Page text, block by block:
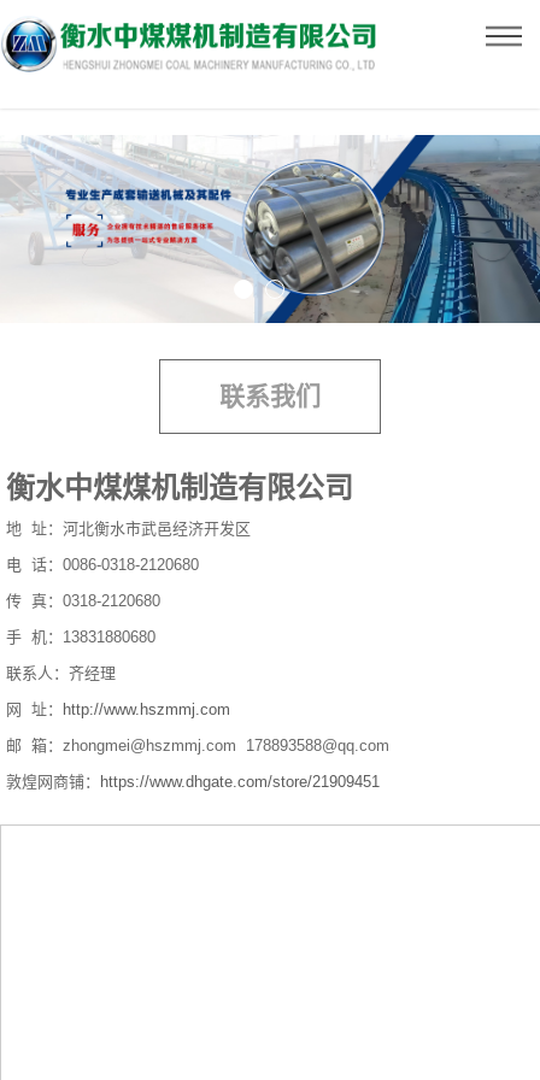
联系我们
衡水中煤煤机制造有限公司
地 址：河北衡水市武邑经济开发区
电 话：0086-0318-2120680
传 真：0318-2120680
手 机：13831880680
联系人：齐经理
网 址：
http://www.hszmmj.com
邮 箱：zhongmei@hszmmj.com 178893588@qq.com
敦煌网商铺：
https://www.dhgate.com/store/21909451